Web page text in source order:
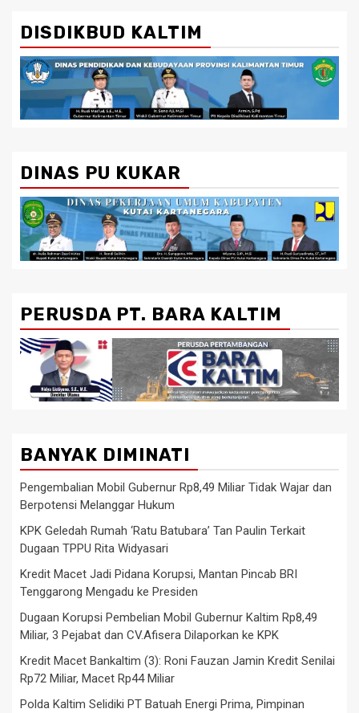
DISDIKBUD KALTIM
DINAS PU KUKAR
PERUSDA PT. BARA KALTIM
BANYAK DIMINATI
Pengembalian Mobil Gubernur Rp8,49 Miliar Tidak Wajar dan
Berpotensi Melanggar Hukum
KPK Geledah Rumah ‘Ratu Batubara’ Tan Paulin Terkait
Dugaan TPPU Rita Widyasari
Kredit Macet Jadi Pidana Korupsi, Mantan Pincab BRI
Tenggarong Mengadu ke Presiden
Dugaan Korupsi Pembelian Mobil Gubernur Kaltim Rp8,49
Miliar, 3 Pejabat dan CV.Afisera Dilaporkan ke KPK
Kredit Macet Bankaltim (3): Roni Fauzan Jamin Kredit Senilai
Rp72 Miliar, Macet Rp44 Miliar
Polda Kaltim Selidiki PT Batuah Energi Prima, Pimpinan